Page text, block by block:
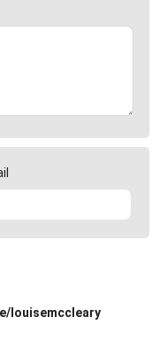
louisemccleary